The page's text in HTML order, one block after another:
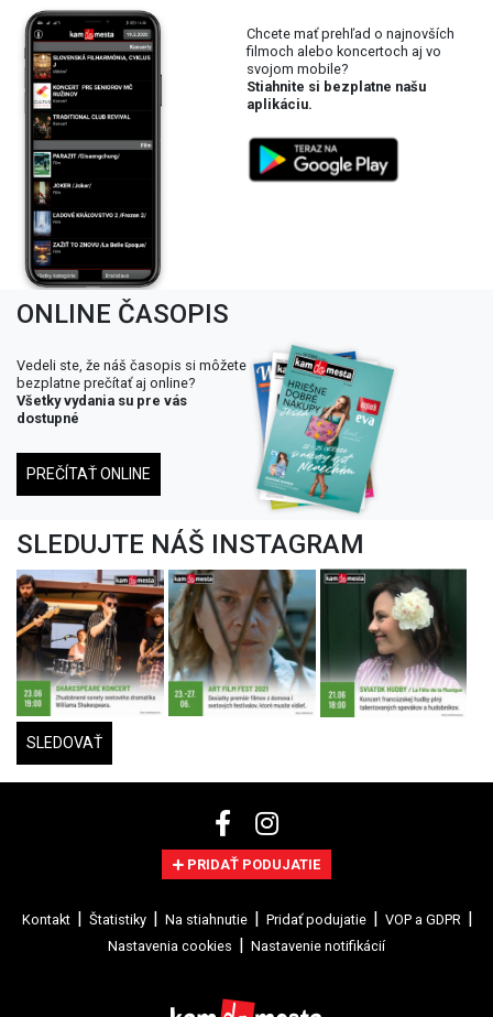
Chcete mať prehľad o najnovších
filmoch alebo koncertoch aj vo
svojom mobile?
Stiahnite si bezplatne našu
aplikáciu.
ONLINE ČASOPIS
Vedeli ste, že náš časopis si môžete
bezplatne prečítať aj online?
Všetky vydania su pre vás
dostupné
PREČÍTAŤ ONLINE
SLEDUJTE NÁŠ INSTAGRAM
SLEDOVAŤ
PRIDAŤ PODUJATIE
Kontakt Štatistiky Na stiahnutie Pridať podujatie
VOP a GDPR
Nastavenia cookies
Nastavenie notifikácií